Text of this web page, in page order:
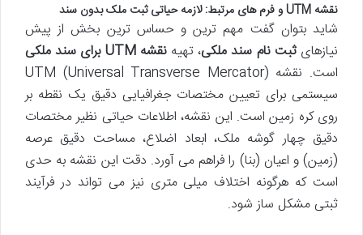
نقشه UTM و فرم های مرتبط: لازمه حیاتی ثبت ملک بدون سند
شاید بتوان گفت مهم ترین و حساس ترین بخش از پیش
نیازهایثبت نام سند ملکی، تهیهنقشه UTM برای سند ملکی
است. نقشه UTM (Universal Transverse Mercator)
سیستمی برای تعیین مختصات جغرافیایی دقیق یک نقطه بر
روی کره زمین است. این نقشه، اطلاعات حیاتی نظیر مختصات
دقیق چهار گوشه ملک، ابعاد اضلاع، مساحت دقیق عرصه
(زمین) و اعیان (بنا) را فراهم می آورد. دقت این نقشه به حدی
است که هرگونه اختلاف میلی متری نیز می تواند در فرآیند
ثبتی مشکل ساز شود.